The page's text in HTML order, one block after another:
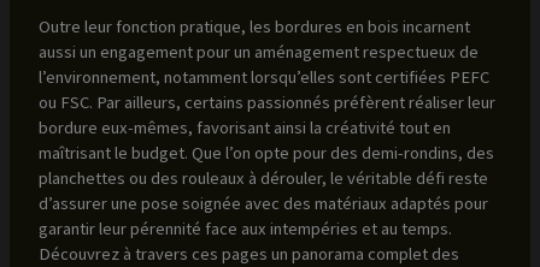
Outre leur fonction pratique, les bordures en bois incarnent
aussi un engagement pour un aménagement respectueux de
l’environnement, notamment lorsqu’elles sont certifiées PEFC
ou FSC. Par ailleurs, certains passionnés préfèrent réaliser leur
bordure eux-mêmes, favorisant ainsi la créativité tout en
maîtrisant le budget. Que l’on opte pour des demi-rondins, des
planchettes ou des rouleaux à dérouler, le véritable défi reste
d’assurer une pose soignée avec des matériaux adaptés pour
garantir leur pérennité face aux intempéries et au temps.
Découvrez à travers ces pages un panorama complet des